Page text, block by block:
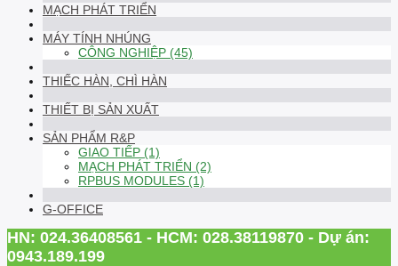
MẠCH PHÁT TRIỂN
MÁY TÍNH NHÚNG
CÔNG NGHIỆP (45)
THIẾC HÀN, CHÌ HÀN
THIẾT BỊ SẢN XUẤT
SẢN PHẨM R&P
GIAO TIẾP (1)
MẠCH PHÁT TRIỂN (2)
RPBUS MODULES (1)
G-OFFICE
HN: 024.36408561 - HCM: 028.38119870 - Dự án:
0943.189.199